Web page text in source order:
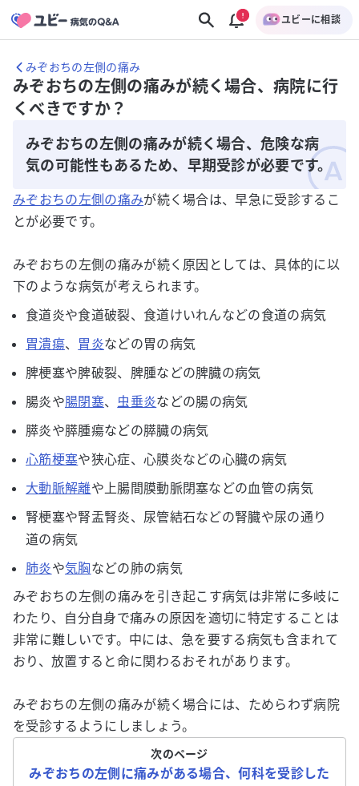
ユビーに相談
みぞおちの左側の痛み
みぞおちの左側の痛みが続く場合、病院に行
くべきですか？
みぞおちの左側の痛みが続く場合、危険な病
気の可能性もあるため、早期受診が必要です。
みぞおちの左側の痛みが続く場合は、早急に受診するこ
とが必要です。
みぞおちの左側の痛みが続く原因としては、具体的に以
下のような病気が考えられます。
食道炎や食道破裂、食道けいれんなどの食道の病気
胃潰瘍、 胃炎などの胃の病気
脾梗塞や脾破裂、脾腫などの脾臓の病気
腸炎や腸閉塞、 虫垂炎などの腸の病気
膵炎や膵腫瘍などの膵臓の病気
心筋梗塞や狭心症、心膜炎などの心臓の病気
大動脈解離や上腸間膜動脈閉塞などの血管の病気
腎梗塞や腎盂腎炎、尿管結石などの腎臓や尿の通り
道の病気
肺炎や気胸などの肺の病気
みぞおちの左側の痛みを引き起こす病気は非常に多岐に
わたり、自分自身で痛みの原因を適切に特定することは
非常に難しいです。中には、急を要する病気も含まれて
おり、放置すると命に関わるおそれがあります。
みぞおちの左側の痛みが続く場合には、ためらわず病院
を受診するようにしましょう。
次のページ
みぞおちの左側に痛みがある場合、何科を受診した